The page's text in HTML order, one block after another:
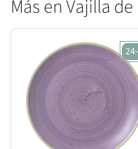
Más en Vajilla